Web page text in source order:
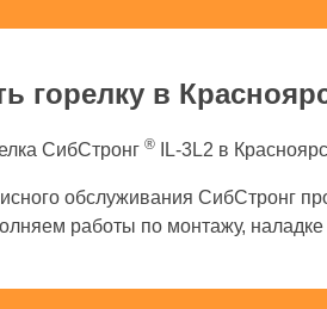
горелку в
СибСтронг ® IL-3L2 в
обслуживания СибСтронг
работы по монтажу, наладке